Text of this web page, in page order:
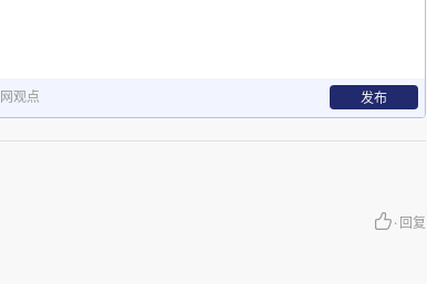
灾隐患的租赁关系，为何长期存在？在于相关
门、居委会、消防部门、物业等。《上海市居
门)规定“市房屋行政管理部门是本市居住房屋
政管理部门负责本辖区内居住房屋租赁的具体
观点 发布
· 回复